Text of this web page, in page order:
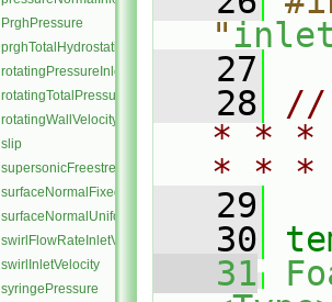
PrghPressure
prghTotalHydrostaticPressure
rotatingPressureInletOutletVelocity
rotatingTotalPressure
rotatingWallVelocity
slip
supersonicFreestream
surfaceNormalFixedValue
surfaceNormalUniformFixedValue
swirlFlowRateInletVelocity
swirlInletVelocity
syringePressure
"
   27
   28
//
* * *
* *
   29
   30
   31